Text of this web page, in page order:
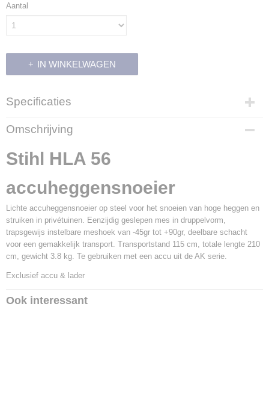
Aantal
IN WINKELWAGEN
Specificaties
Productcode
700269
Productcode leverancier
HA01 011 2910
Omschrijving
Stihl HLA 56
accuheggensnoeier
Lichte accuheggensnoeier op steel voor het snoeien van hoge heggen en
struiken in privétuinen. Eenzijdig geslepen mes in druppelvorm,
trapsgewijs instelbare meshoek van -45gr tot +90gr, deelbare schacht
voor een gemakkelijk transport. Transportstand 115 cm, totale lengte 210
cm, gewicht 3.8 kg. Te gebruiken met een accu uit de AK serie.
Exclusief accu & lader
Ook interessant